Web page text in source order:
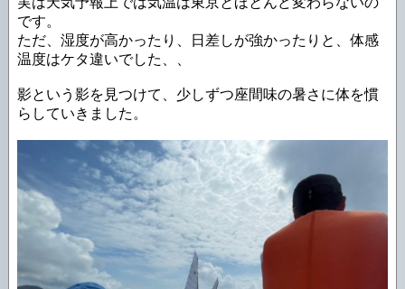
です。
ただ、湿度が高かったり、日差しが強かったりと、体感
温度はケタ違いでした、、
影という影を見つけて、少しずつ座間味の暑さに体を慣
らしていきました。